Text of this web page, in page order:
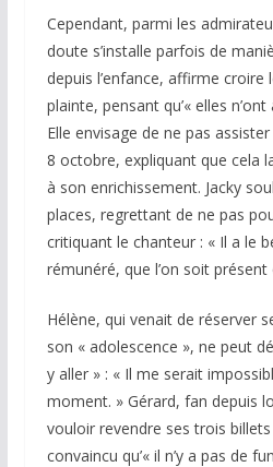
Cependant, parmi les
doute s’installe parfois de
depuis l’enfance, affirme
plainte, pensant qu’« elles
Elle envisage de ne pas
8 octobre, expliquant que cela
à son enrichissement. Jacky
places, regrettant de ne pas
critiquant le chanteur : « Il a le
rémunéré, que l’on soit présent
Hélène, qui venait de réserver
son « adolescence », ne peut
y aller » : « Il me serait
moment. » Gérard, fan depuis
vouloir revendre ses trois
convaincu qu’« il n’y a pas de